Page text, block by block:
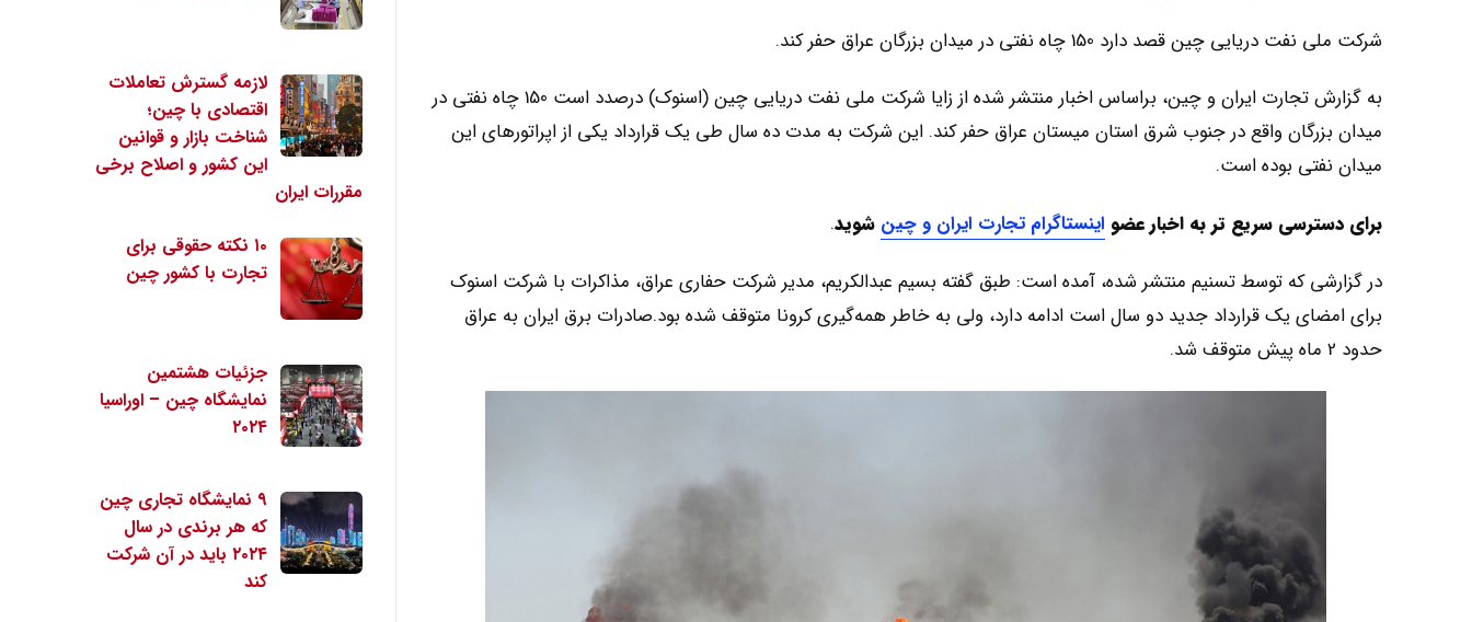
شرکت ملی نفت دریایی چین قصد دارد 150 چاه نفتی در میدان بزرگان عراق حفر کند.
به گزارش تجارت ایران و چین، براساس اخبار منتشر شده از زایا شرکت ملی نفت دریایی چین (اسنوک) درصدد است 150 چاه نفتی در
میدان بزرگان واقع در جنوب شرق استان میستان عراق حفر کند. این شرکت به مدت ده سال طی یک قرارداد یکی از اپراتورهای این
میدان نفتی بوده است.
برای دسترسی سریع تر به اخبارعضو اینستاگرام تجارت ایران و چین شوید.
در گزارشی که توسط تسنیم منتشر شده، آمده است: طبق گفته بسیم عبدالکریم، مدیر شرکت حفاری عراق، مذاکرات با شرکت اسنوک
برای امضای یک قرارداد جدید دو سال است ادامه دارد، ولی به خاطر همه‌گیری کرونا متوقف شده بود.صادرات برق ایران به عراق
حدود 2 ماه پیش متوقف شد.
لازمه گسترش تعاملات
اقتصادی با چین؛
شناخت بازار و قوانین
این کشور و اصلاح برخی
مقررات ایران
۱۰ نکته حقوقی برای
تجارت با کشور چین
جزئیات هشتمین
نمایشگاه چین – اوراسیا
۲۰۲۴
۹ نمایشگاه تجاری چین
که هر برندی در سال
۲۰۲۴ باید در آن شرکت
کند